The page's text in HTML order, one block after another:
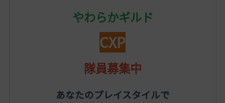
やわらかギルド
CXP
隊員募集中
あなたのプレイスタイルで